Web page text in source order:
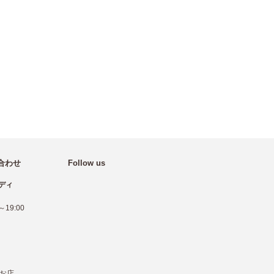
わせ
ィ
19:00
Follow us